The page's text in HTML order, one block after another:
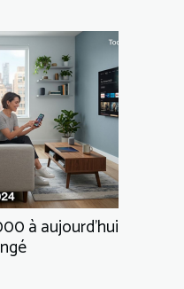
à aujourd’hui